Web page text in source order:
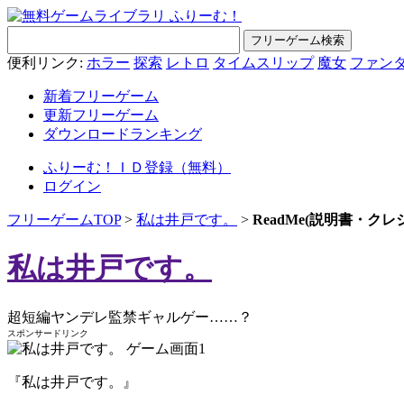
便利リンク: ホラー 探索 レトロ タイムスリップ 魔女 ファン
新着フリーゲーム
更新フリーゲーム
ダウンロードランキング
ふりーむ！ＩＤ登録（無料）
ログイン
フリーゲームTOP> 私は井戸です。 > ReadMe(説明書・クレ
私は井戸です。
超短編ヤンデレ監禁ギャルゲー……？
スポンサードリンク
『私は井戸です。』